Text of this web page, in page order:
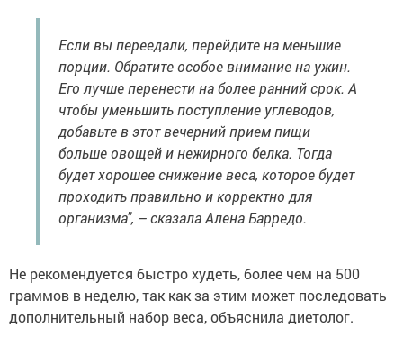
Если вы переедали, перейдите на меньшие
порции. Обратите особое внимание на ужин.
Его лучше перенести на более ранний срок. А
чтобы уменьшить поступление углеводов,
добавьте в этот вечерний прием пищи
больше овощей и нежирного белка. Тогда
будет хорошее снижение веса, которое будет
проходить правильно и корректно для
организма", – сказала Алена Барредо.
Не рекомендуется быстро худеть, более чем на 500
граммов в неделю, так как за этим может последовать
дополнительный набор веса, объяснила диетолог.